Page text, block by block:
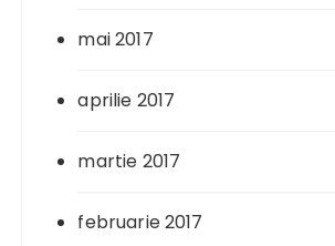
mai 2017
aprilie 2017
martie 2017
februarie 2017